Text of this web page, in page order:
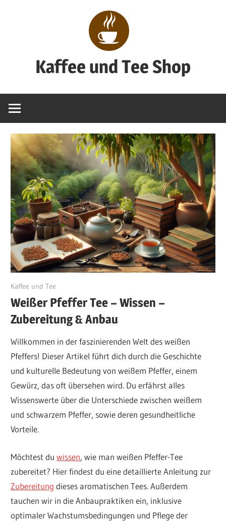
Kaffee und Tee Shop
pur
September 12, 2024
Kaffee und Tee
Weißer Pfeffer Tee – Wissen –
Zubereitung & Anbau
Willkommen in der faszinierenden Welt des weißen
Pfeffers! Dieser Artikel führt dich durch die Geschichte
und kulturelle Bedeutung von weißem Pfeffer, einem
Gewürz, das oft übersehen wird. Du erfährst alles
Wissenswerte über die Unterschiede zwischen weißem
und schwarzem Pfeffer, sowie deren gesundheitliche
Vorteile.
Möchtest duwissen, wie man weißen Pfeffer-Tee
zubereitet? Hier findest du eine detaillierte Anleitung zur
Zubereitung dieses aromatischen Tees. Außerdem
tauchen wir in die Anbaupraktiken ein, inklusive
optimaler Wachstumsbedingungen und Pflege der